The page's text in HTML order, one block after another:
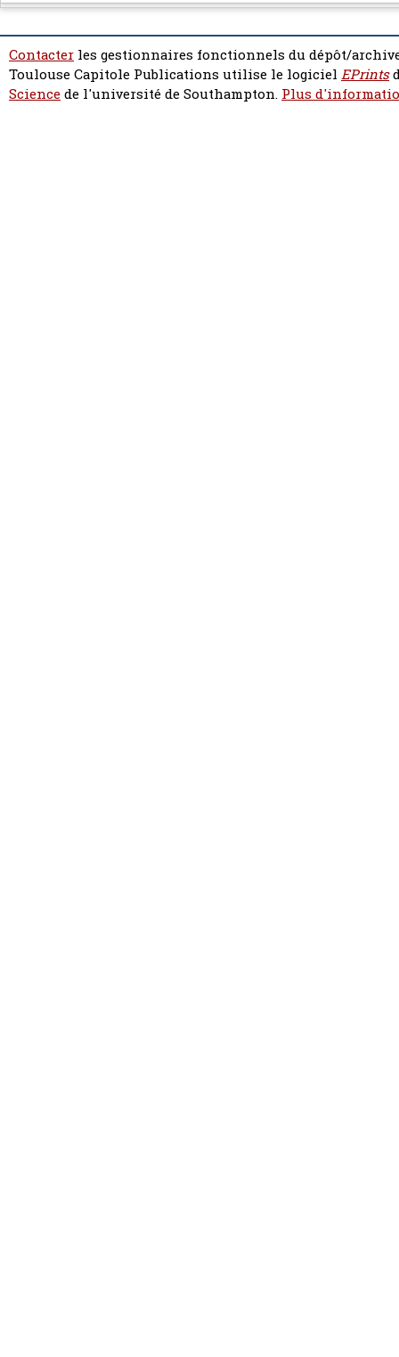
Contacter les gestionnaires fonctionnels du dépôt/
Toulouse Capitole Publications utilise le logiciel EPrints
Sciencede l'université de Southampton. Plus